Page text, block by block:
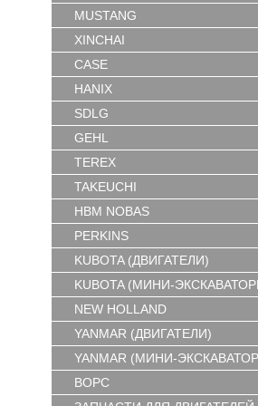
MUSTANG
XINCHAI
CASE
HANIX
SDLG
GEHL
TEREX
TAKEUCHI
HBM NOBAS
PERKINS
KUBOTA (ДВИГАТЕЛИ)
KUBOTA (МИНИ-
NEW HOLLAND
YANMAR (ДВИГАТЕЛИ)
YANMAR (МИНИ-
ВОРС